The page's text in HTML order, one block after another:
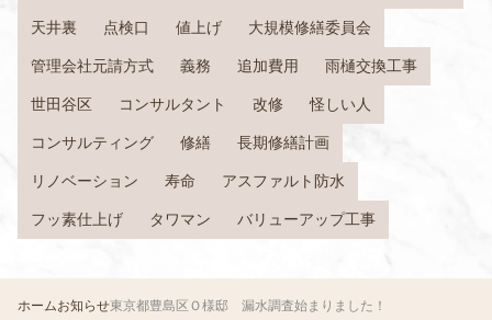
天井裏 点検口 値上げ 大規模修繕委員会
管理会社元請方式 義務 追加費用 雨樋交換工事
世田谷区 コンサルタント 改修 怪しい人
コンサルティング 修繕 長期修繕計画
リノベーション 寿命 アスファルト防水
フッ素仕上げ タワマン バリューアップ工事
ホームお知らせ東京都豊島区Ｏ様邸 漏水調査始まりました！